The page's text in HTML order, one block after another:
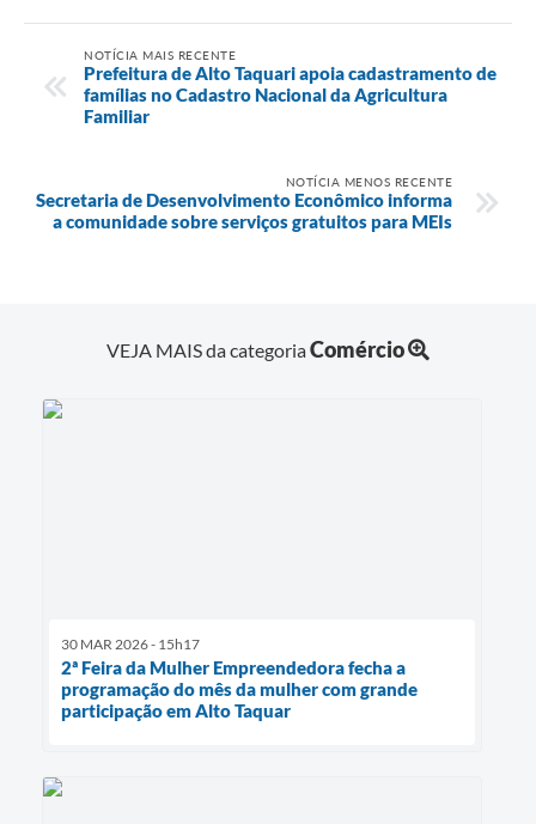
NOTÍCIA MAIS RECENTE
Prefeitura de Alto Taquari apoia cadastramento de
famílias no Cadastro Nacional da Agricultura
Familiar
NOTÍCIA MENOS RECENTE
Secretaria de Desenvolvimento Econômico informa
a comunidade sobre serviços gratuitos para MEIs
VEJA MAIS da categoriaComércio
30 MAR 2026 - 15h17
2ª Feira da Mulher Empreendedora fecha a
programação do mês da mulher com grande
participação em Alto Taquar